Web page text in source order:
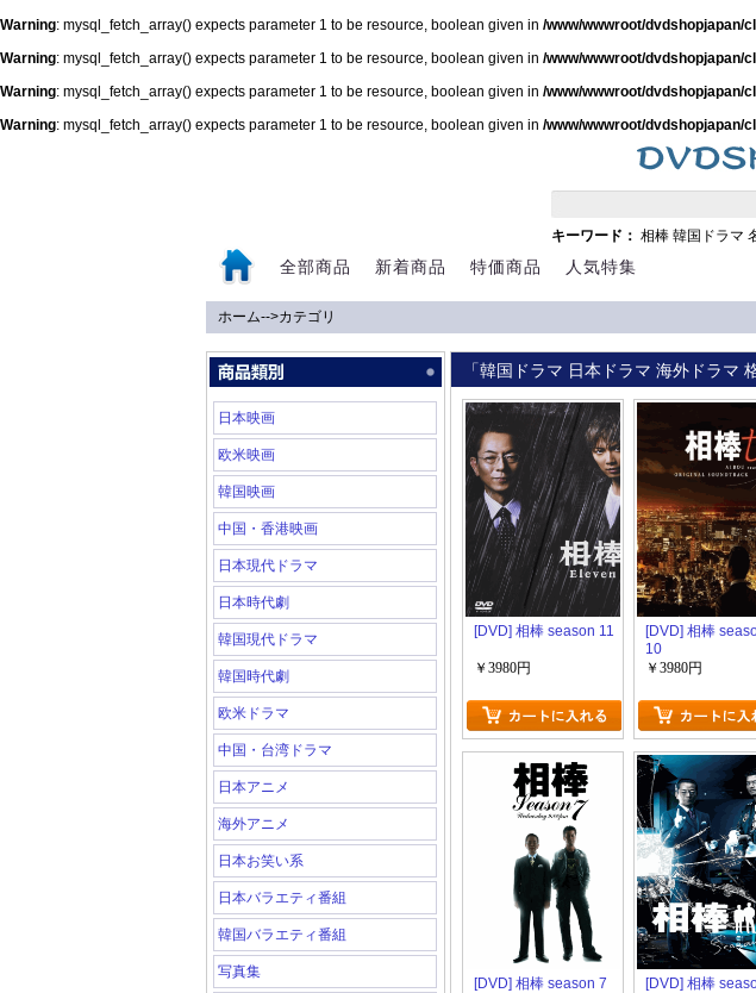
Warning: mysql_fetch_array() expects parameter 1 to be resource, boolean given in /www/wwwroot/dvdshopjapan/
Warning: mysql_fetch_array() expects parameter 1 to be resource, boolean given in /www/wwwroot/dvdshopjapan/
Warning: mysql_fetch_array() expects parameter 1 to be resource, boolean given in /www/wwwroot/dvdshopjapan/
Warning: mysql_fetch_array() expects parameter 1 to be resource, boolean given in /www/wwwroot/dvdshopjapan/
キーワード： 相棒 韓国ドラマ
全部商品 新着商品 特価商品 人気特集
ホーム-->カテゴリ
日本映画
欧米映画
韓国映画
中国・香港映画
日本現代ドラマ
日本時代劇
韓国現代ドラマ
韓国時代劇
欧米ドラマ
中国・台湾ドラマ
日本アニメ
海外アニメ
日本お笑い系
日本バラエティ番組
韓国バラエティ番組
写真集
「韓国ドラマ 日本ドラマ 海外ドラマ
[DVD] 相棒 season 11
￥3980円
[DVD] 相棒
10
￥3980円
[DVD] 相棒 season 7 [DVD] 相棒